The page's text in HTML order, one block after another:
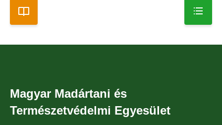
Magyar Madártani és
Természetvédelmi Egyesület